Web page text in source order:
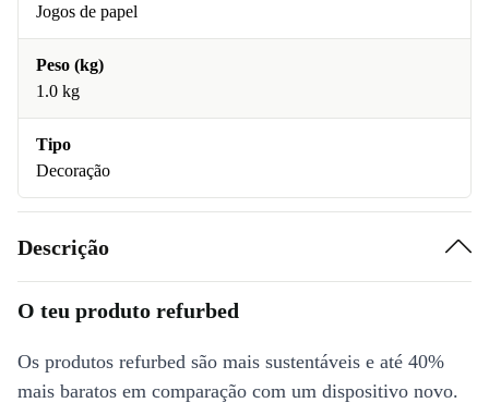
Jogos de papel
Peso (kg)
1.0 kg
Tipo
Decoração
Descrição
O teu produto refurbed
Os produtos refurbed são mais sustentáveis e até 40%
mais baratos em comparação com um dispositivo novo.